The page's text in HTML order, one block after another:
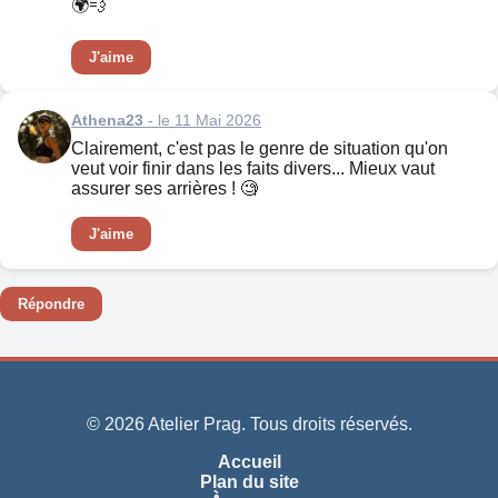
🌍💨
J'aime
Athena23 - le 11 Mai 2026
Clairement, c'est pas le genre de situation qu'on
veut voir finir dans les faits divers... Mieux vaut
assurer ses arrières ! 🧐
J'aime
Répondre
© 2026 Atelier Prag. Tous droits réservés.
Accueil
Plan du site